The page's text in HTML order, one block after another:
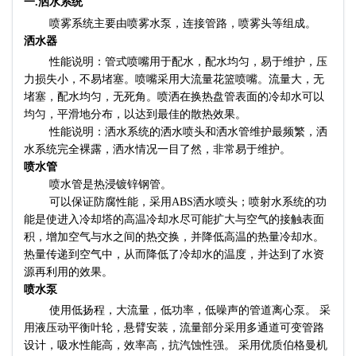
喷雾系统主要由喷雾水泵，连接管路，喷雾头等组成。
洒水器
性能说明：管式喷嘴用于配水，配水均匀，易于维护，压
力损失小，不易堵塞。喷嘴采用大流量花篮喷嘴。流量大，无
堵塞，配水均匀，无死角。喷洒在换热盘管表面的冷却水可以
均匀，平滑地分布，以达到最佳的散热效果。
性能说明：洒水系统的洒水喷头和洒水管维护最频繁，洒
水系统完全裸露，洒水情况一目了然，非常易于维护。
喷水管
喷水管是热浸镀锌钢管。
可以保证防腐性能，采用ABS洒水喷头；喷射水系统的功
能是使进入冷却塔的高温冷却水尽可能扩大与空气的接触表面
积，增加空气与水之间的热交换，并降低高温的热量冷却水。
热量传递到空气中，从而降低了冷却水的温度，并达到了水资
源再利用的效果。
喷水泵
使用低扬程，大流量，低功率，低噪声的管道离心泵。 采
用液压动平衡叶轮，悬臂安装，流量部分采用多通道可变管路
设计，吸水性能高，效率高，抗汽蚀性强。 采用优质伯格曼机